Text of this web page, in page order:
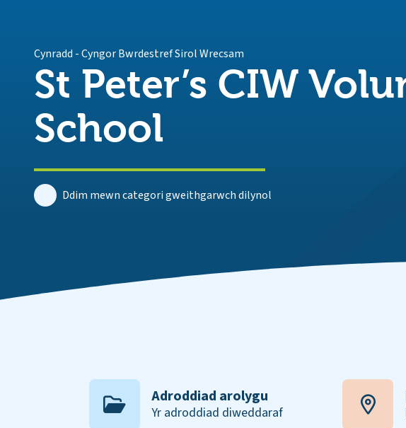
Cynradd -Cyngor Bwrdestref Sirol Wrecsam
St Peter’s CIW
School
Ddim mewn categori gweithgarwch dilynol
Adroddiad arolygu
Yr adroddiad diweddaraf